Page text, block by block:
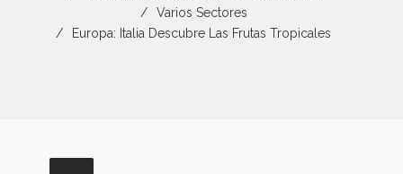
Varios Sectores
Europa: Italia Descubre Las Frutas Tropicales